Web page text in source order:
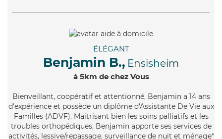
ÉLÉGANT
Benjamin B., Ensisheim
à 5km de chez Vous
Bienveillant, coopératif et attentionné, Benjamin a 14 ans
d'expérience et possède un diplôme d'Assistante De Vie aux
Familles (ADVF). Maitrisant bien les soins palliatifs et les
troubles orthopédiques, Benjamin apporte ses services de
activités, lessive/repassage, surveillance de nuit et ménage*